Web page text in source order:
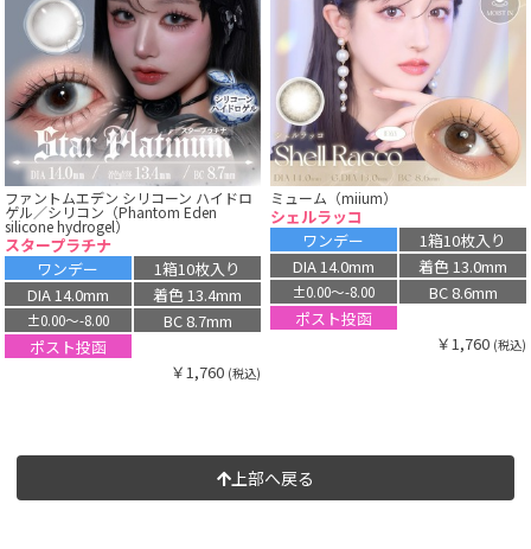
ファントムエデン シリコーン ハイドロ
ゲル／シリコン（Phantom Eden
silicone hydrogel）
スタープラチナ
ワンデー
1箱10枚入り
DIA 14.0mm
着色 13.4mm
±0.00〜-8.00
BC 8.7mm
ポスト投函
￥1,760 (税込)
ミューム（miium）
シェルラッコ
ワンデー
1箱10枚入り
DIA 14.0mm
着色 13.0mm
±0.00〜-8.00
BC 8.6mm
ポスト投函
￥1,760 (税込)
上部へ戻る